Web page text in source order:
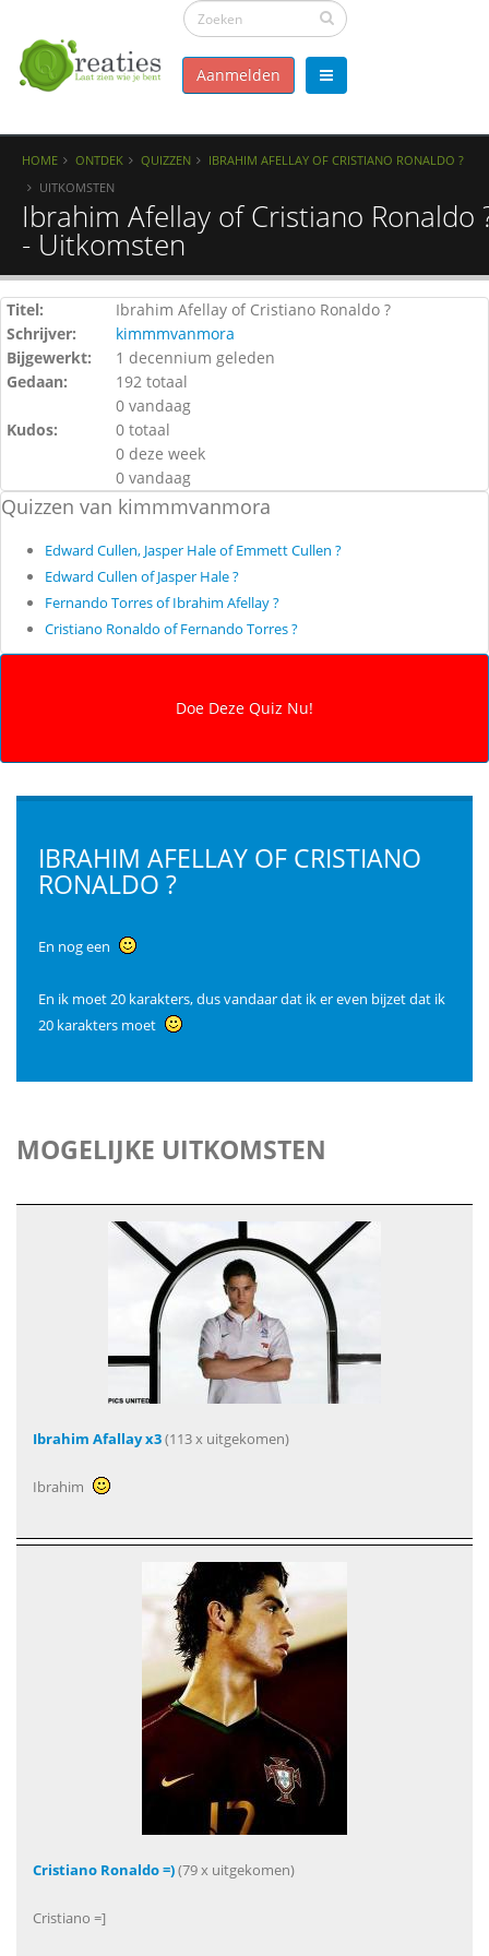
Aanmelden
HOME ONTDEK QUIZZEN
IBRAHIM AFELLAY OF CRISTIANO RONALDO ?
UITKOMSTEN
Ibrahim Afellay of Cristiano Ronaldo
- Uitkomsten
Titel:
Ibrahim Afellay of Cristiano Ronaldo ?
Schrijver:
kimmmvanmora
Bijgewerkt:
1 decennium geleden
Gedaan:
192 totaal
0 vandaag
Kudos:
0 totaal
0 deze week
0 vandaag
Quizzen van kimmmvanmora
Edward Cullen, Jasper Hale of Emmett Cullen ?
Edward Cullen of Jasper Hale ?
Fernando Torres of Ibrahim Afellay ?
Cristiano Ronaldo of Fernando Torres ?
IBRAHIM AFELLAY OF CRISTIANO
RONALDO ?
En nog een
En ik moet 20 karakters, dus vandaar dat ik er even bijzet dat ik
20 karakters moet
MOGELIJKE UITKOMSTEN
Ibrahim Afallay x3(113 x uitgekomen)
Ibrahim
Cristiano Ronaldo =)(79 x uitgekomen)
Cristiano =]